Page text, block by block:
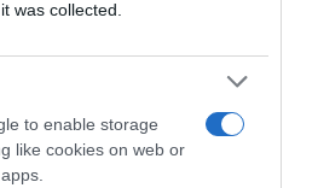
was collected.
to enable storage
like cookies on web or